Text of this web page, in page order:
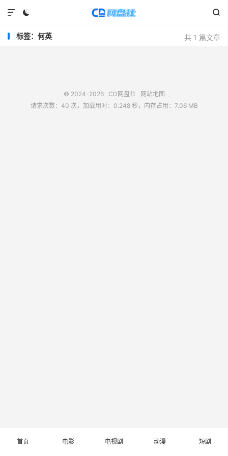
 

共 1 篇文章
标签：何英
© 2024-2026 CD网盘社
网站地图
请求次数：40 次，加载用时：0.248 秒，内存占用：7.06 MB
首页 电影 电视剧 动漫 短剧